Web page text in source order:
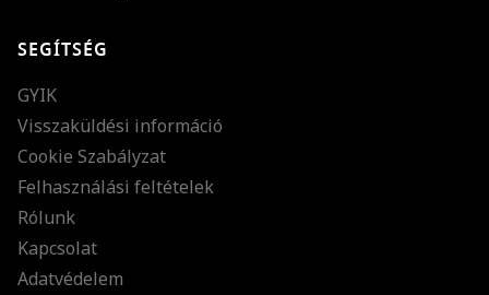
SEGÍTSÉG
GYIK
Visszaküldési információ
Cookie Szabályzat
Felhasználási feltételek
Rólunk
Kapcsolat
Adatvédelem